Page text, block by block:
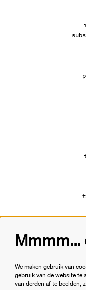
Meld
We maken gebruik van
gebruik van de website te
van derden af te beelden,